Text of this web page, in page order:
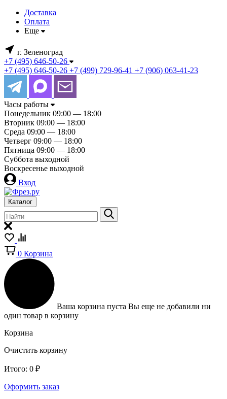
Доставка
Оплата
Еще
г. Зеленоград
+7 (495) 646-50-26
+7 (495) 646-50-26 +7 (499) 729-96-41 +7 (906) 063-41-23
Часы работы
Понедельник 09:00 — 18:00
Вторник 09:00 — 18:00
Среда 09:00 — 18:00
Четверг 09:00 — 18:00
Пятница 09:00 — 18:00
Суббота выходной
Воскресенье выходной
Вход
Каталог
0 Корзина
Ваша корзина пуста Вы еще не добавили ни
один товар в корзину
Корзина
Очистить корзину
Итого: 0 ₽
Оформить заказ